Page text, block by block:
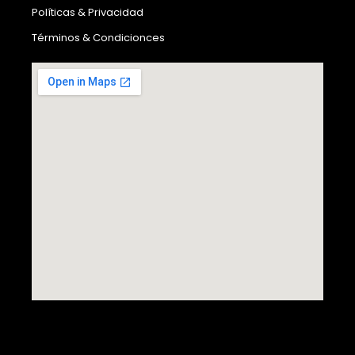
Políticas & Privacidad
Términos & Condicionces